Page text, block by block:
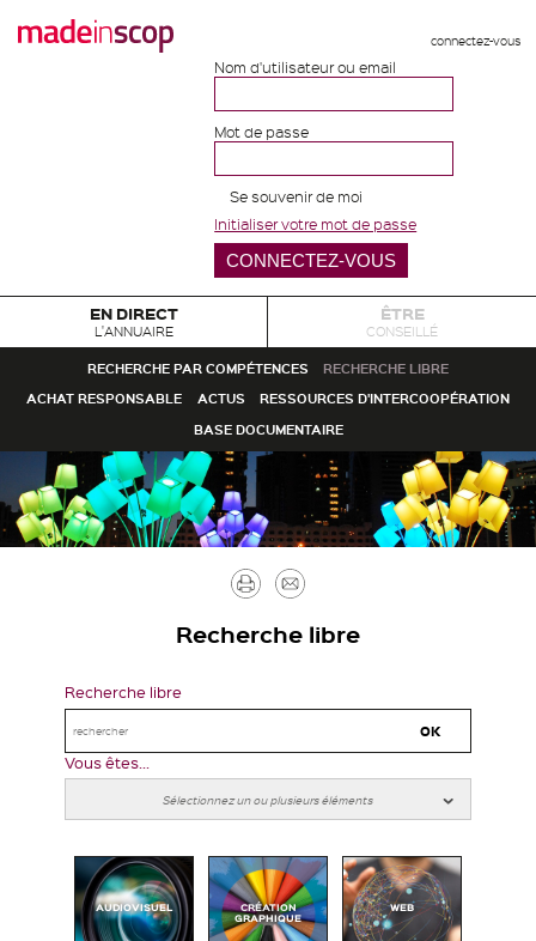
connectez-vous
Nom d'utilisateur ou email
Mot de passe
Se souvenir de moi
Initialiser votre mot de passe
EN DIRECT
L'ANNUAIRE
ÊTRE
CONSEILLÉ
RECHERCHE PAR COMPÉTENCES
RECHERCHE LIBRE
ACHAT RESPONSABLE
ACTUS
RESSOURCES D'INTERCOOPÉRATION
BASE DOCUMENTAIRE
Imprimer
Recherche libre
Recherche libre
Vous êtes...
AUDIOVISUEL CRÉATION
GRAPHIQUE
WEB